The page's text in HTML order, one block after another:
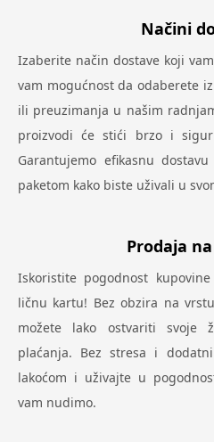
Načini
Izaberite način dostave koji
vam mogućnost da odaberete
ili preuzimanja u našim
proizvodi će stići brzo i
Garantujemo efikasnu
paketom kako biste uživali u
Prodaja
Iskoristite pogodnost
ličnu kartu! Bez obzira na
možete lako ostvariti svoje
plaćanja. Bez stresa i
lakoćom i uživajte u
vam nudimo.